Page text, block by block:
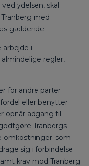
ydelsen, skal
med
gældende.
arbejde i
regler,
for andre parter
eller benytter
opnår adgang til
Tranbergs
omkostninger, som
sig i forbindelse
krav mod Tranberg